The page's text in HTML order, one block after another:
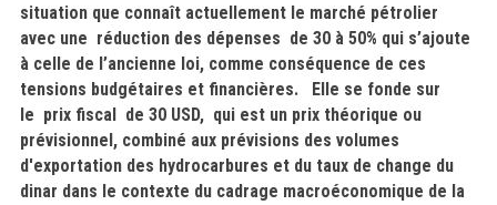
situation que connaît actuellement le marché pétrolier
avec une réduction des dépenses de 30 à 50% qui s’ajoute
à celle de l’ancienne loi, comme conséquence de ces
tensions budgétaires et financières.
Elle se fonde sur
le prix fiscal de 30 USD, qui est un prix théorique ou
prévisionnel, combiné aux prévisions des volumes
d'exportation des hydrocarbures et du taux de change du
dinar dans le contexte du cadrage macroéconomique de la